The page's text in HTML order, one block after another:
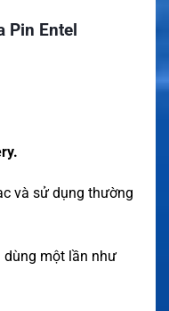
Pin Entel
và sử dụng thường
một lần như